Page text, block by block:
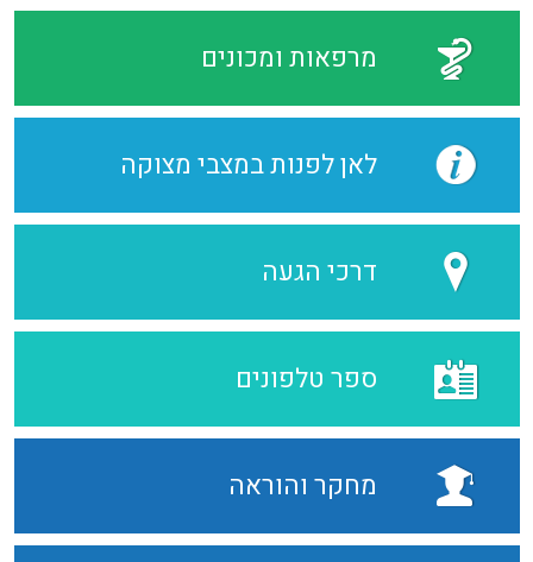
מרפאות ומכונים
לאן לפנות במצבי מצוקה
דרכי הגעה
ספר טלפונים
מחקר והוראה